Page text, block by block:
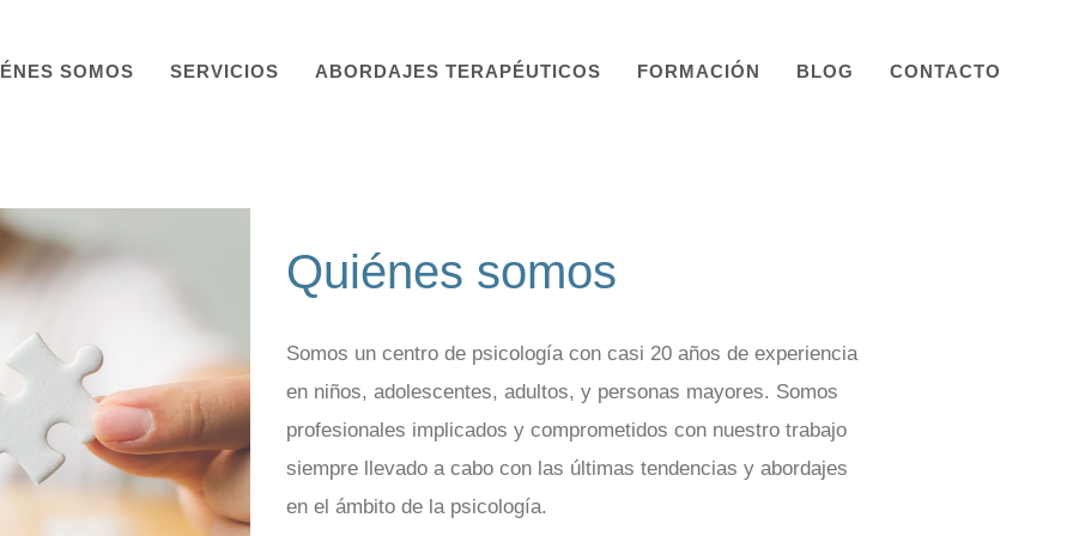
SOMOS SERVICIOS ABORDAJES TERAPÉUTICOS FORMACIÓN BLOG CONTACTO
Quiénes somos
Somos un centro de psicología con casi 20 años de experiencia
en niños, adolescentes, adultos, y personas mayores. Somos
profesionales implicados y comprometidos con nuestro trabajo
siempre llevado a cabo con las últimas tendencias y abordajes
en el ámbito de la psicología.